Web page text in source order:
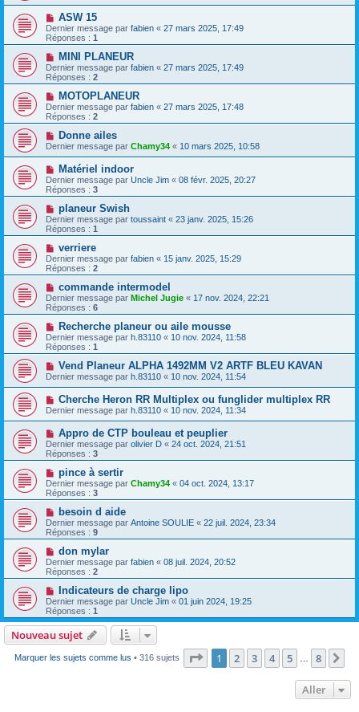
ASW 15
Dernier message par fabien « 27 mars 2025, 17:49
Réponses : 1
MINI PLANEUR
Dernier message par fabien « 27 mars 2025, 17:49
Réponses : 2
MOTOPLANEUR
Dernier message par fabien « 27 mars 2025, 17:48
Réponses : 2
Donne ailes
Dernier message par Chamy34 « 10 mars 2025, 10:58
Matériel indoor
Dernier message par Uncle Jim « 08 févr. 2025, 20:27
Réponses : 3
planeur Swish
Dernier message par toussaint « 23 janv. 2025, 15:26
Réponses : 1
verriere
Dernier message par fabien « 15 janv. 2025, 15:29
Réponses : 2
commande intermodel
Dernier message par Michel Jugie « 17 nov. 2024, 22:21
Réponses : 6
Recherche planeur ou aile mousse
Dernier message par h.83110 « 10 nov. 2024, 11:58
Réponses : 1
Vend Planeur ALPHA 1492MM V2 ARTF BLEU KAVAN
Dernier message par h.83110 « 10 nov. 2024, 11:54
Cherche Heron RR Multiplex ou funglider multiplex RR
Dernier message par h.83110 « 10 nov. 2024, 11:34
Appro de CTP bouleau et peuplier
Dernier message par olivier D « 24 oct. 2024, 21:51
Réponses : 3
pince à sertir
Dernier message par Chamy34 « 04 oct. 2024, 13:17
Réponses : 3
besoin d aide
Dernier message par Antoine SOULIE « 22 juil. 2024, 23:34
Réponses : 9
don mylar
Dernier message par fabien « 08 juil. 2024, 20:52
Réponses : 2
Indicateurs de charge lipo
Dernier message par Uncle Jim « 01 juin 2024, 19:25
Réponses : 1
Nouveau sujet
Marquer les sujets comme lus • 316 sujets Page 1sur8
1 2 3 4 5 8
Aller